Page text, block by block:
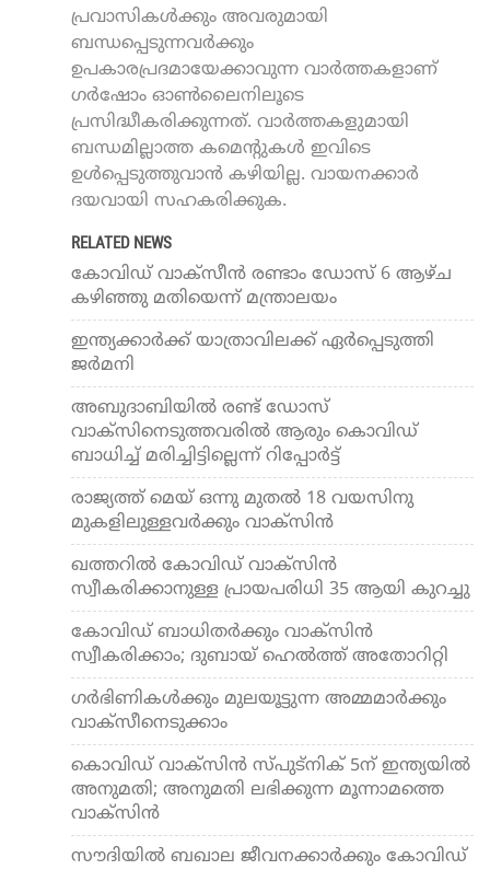
പ്രവാസികൾക്കും അവരുമായി
ബന്ധപ്പെടുന്നവർക്കും
ഉപകാരപ്രദമായേക്കാവുന്ന വാർത്തകളാണ്
ഗർഷോം ഓൺലൈനിലൂടെ
പ്രസിദ്ധീകരിക്കുന്നത്. വാർത്തകളുമായി
ബന്ധമില്ലാത്ത കമെന്റുകൾ ഇവിടെ
ഉൾപ്പെടുത്തുവാൻ കഴിയില്ല. വായനക്കാർ
ദയവായി സഹകരിക്കുക.
RELATED NEWS
കോവിഡ് വാക്‌സീന്‍ രണ്ടാം ഡോസ് 6 ആഴ്ച
കഴിഞ്ഞു മതിയെന്ന് മന്ത്രാലയം
ഇന്ത്യക്കാര്‍ക്ക് യാത്രാവിലക്ക് ഏര്‍പ്പെടുത്തി
ജര്‍മനി
അബുദാബിയില്‍ രണ്ട് ഡോസ്
വാക്‌സിനെടുത്തവരില്‍ ആരും കൊവിഡ്
ബാധിച്ച് മരിച്ചിട്ടില്ലെന്ന് റിപ്പോര്‍ട്ട്
രാജ്യത്ത് മെയ് ഒന്നു മുതല്‍ 18 വയസിനു
മുകളിലുള്ളവര്‍ക്കും വാക്സിന്‍
ഖത്തറില്‍ കോവിഡ് വാക്‌സിന്‍
സ്വീകരിക്കാനുള്ള പ്രായപരിധി 35 ആയി കുറച്ചു
കോവിഡ് ബാധിതര്‍ക്കും വാക്‌സിന്‍
സ്വീകരിക്കാം; ദുബായ് ഹെല്‍ത്ത് അതോറിറ്റി
ഗര്‍ഭിണികള്‍ക്കും മുലയൂട്ടുന്ന അമ്മമാര്‍ക്കും
വാക്‌സീനെടുക്കാം
കൊവിഡ് വാക്സിന്‍ സ്പുട്നിക് 5ന് ഇന്ത്യയില്‍
അനുമതി; അനുമതി ലഭിക്കുന്ന മൂന്നാമത്തെ
വാക്സിന്‍
സൗദിയില്‍ ബഖാല ജീവനക്കാര്‍ക്കും കോവിഡ്